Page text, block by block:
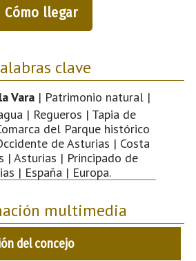
Cómo llegar
clave
Vara | Patrimonio natural |
| Regueros | Tapia de
del Parque histórico
de Asturias | Costa
| Asturias | Principado de
| España | Europa.
multimedia
del concejo